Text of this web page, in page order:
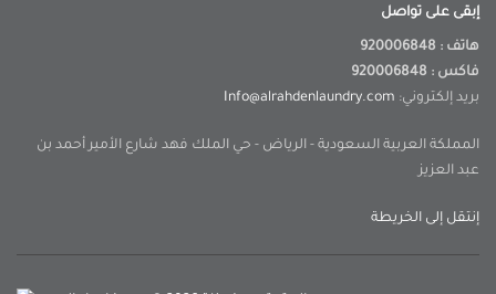
إبقى على تواصل
هاتف : 920006848
فاكس : 920006848
بريد إلكتروني: Info@alrahdenlaundry.com
المملكة العربية السعودية - الرياض - حي الملك فهد شارع الأمير أحمد بن
عبد العزيز
إنتقل إلى الخريطة